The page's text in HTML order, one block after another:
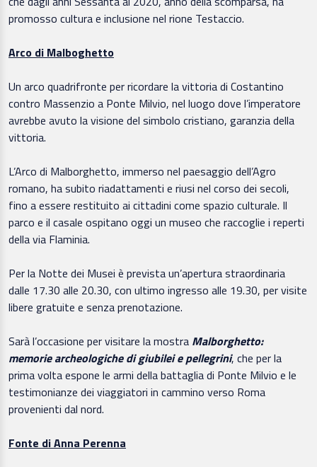
promosso cultura e inclusione nel rione Testaccio.
Arco di Malboghetto
Un arco quadrifronte per ricordare la vittoria di Costantino
contro Massenzio a Ponte Milvio, nel luogo dove l’imperatore
avrebbe avuto la visione del simbolo cristiano, garanzia della
vittoria.
L’Arco di Malborghetto, immerso nel paesaggio dell’Agro
romano, ha subito riadattamenti e riusi nel corso dei secoli,
fino a essere restituito ai cittadini come spazio culturale. Il
parco e il casale ospitano oggi un museo che raccoglie i reperti
della via Flaminia.
Per la Notte dei Musei è prevista un’apertura straordinaria
dalle 17.30 alle 20.30, con ultimo ingresso alle 19.30, per visite
libere gratuite e senza prenotazione.
Sarà l’occasione per visitare la mostra Malborghetto:
memorie archeologiche di giubilei e pellegrini, che per la
prima volta espone le armi della battaglia di Ponte Milvio e le
testimonianze dei viaggiatori in cammino verso Roma
provenienti dal nord.
Fonte di Anna Perenna